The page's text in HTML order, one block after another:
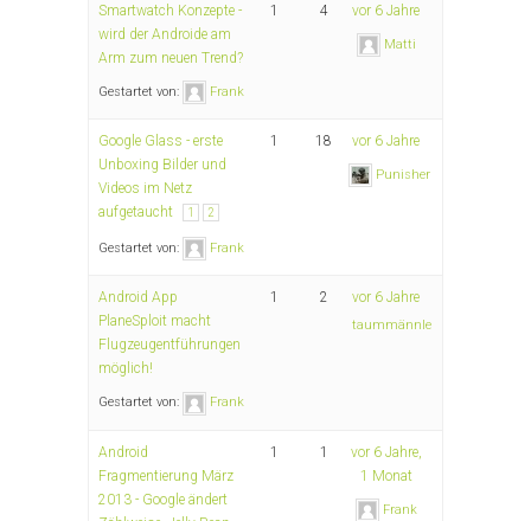
Smartwatch Konzepte -
wird der Androide am
Arm zum neuen Trend?
Gestartet von: Frank
1 4 vor 6 Jahre
Matti
Google Glass - erste
Unboxing Bilder und
Videos im Netz
aufgetaucht
1 2
Gestartet von: Frank
1 18 vor 6 Jahre
Punisher
Android App
PlaneSploit macht
Flugzeugentführungen
möglich!
Gestartet von: Frank
1 2 vor 6 Jahre
taummännle
Android
Fragmentierung März
2013 - Google ändert
1 1
vor 6 Jahre,
1 Monat
Frank